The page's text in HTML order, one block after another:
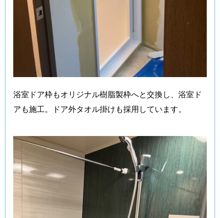
浴室ドア枠もオリジナル樹脂製枠へと交換し、浴室ド
アも施工。ドア外タオル掛けも採用しています。